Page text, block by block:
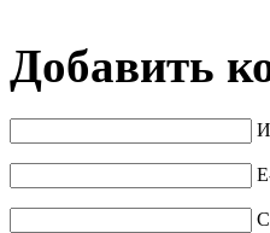
Добавить